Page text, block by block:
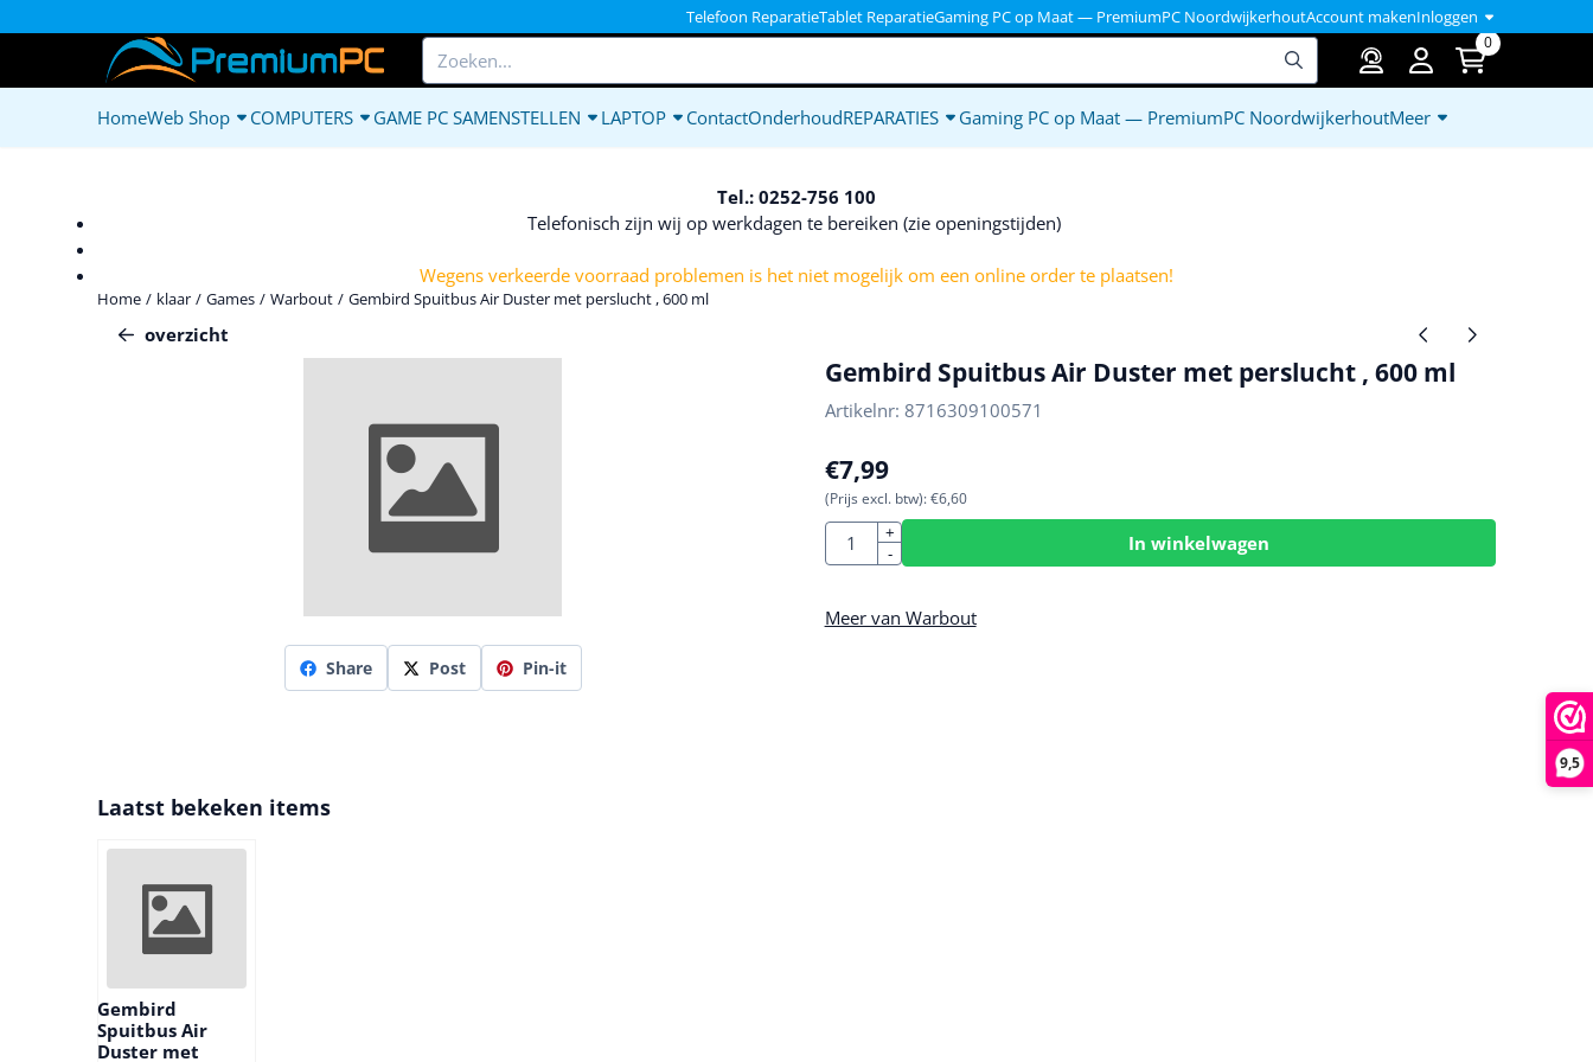
9,5
Telefoon ReparatieTablet ReparatieGaming PC op Maat — PremiumPC NoordwijkerhoutAccount makenInloggen
Zoeken 0
HomeWeb Shop COMPUTERS GAME PC SAMENSTELLEN LAPTOP ContactOnderhoudREPARATIES Gaming PC op Maat — PremiumPC NoordwijkerhoutMeer
Tel.: 0252-756 100
Telefonisch zijn wij op werkdagen te bereiken (zie openingstijden)
Wegens verkeerde voorraad problemen is het niet mogelijk om een online order te plaatsen!
Home / klaar / Games / Warbout / Gembird Spuitbus Air Duster met perslucht , 600 ml
overzicht
Share Post Pin-it
Gembird Spuitbus Air Duster met perslucht , 600 ml
Artikelnr: 8716309100571
€7,99
(Prijs excl. btw): €6,60
Aantal
+
-
In winkelwagen
Meer van Warbout
Laatst bekeken items
Gembird
Spuitbus Air
Duster met